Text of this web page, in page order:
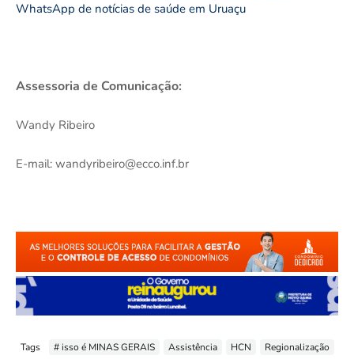
WhatsApp de notícias de saúde em Uruaçu
Assessoria de Comunicação:
Wandy Ribeiro
E-mail: wandyribeiro@ecco.inf.br
Tags # isso é MINAS GERAIS Assistência HCN Regionalização